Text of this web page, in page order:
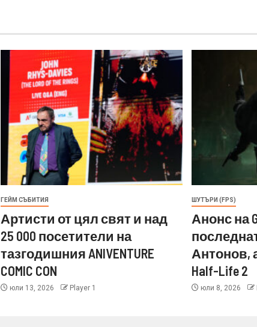
ГЕЙМ СЪБИТИЯ
Артисти от цял свят и над
25 000 посетители на
тазгодишния ANIVENTURE
COMIC CON
юли 13, 2026 Player 1
ШУТЪРИ (FPS)
Анонс на
Антонов,
Half-Life 2
юли 8, 2026